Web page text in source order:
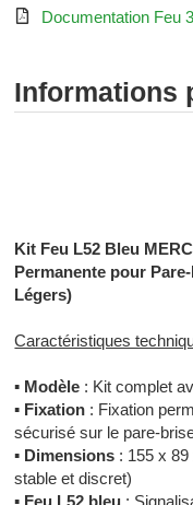
 Documentation Feu
Informations
Kit Feu L52 Bleu
Permanente pour
Légers)
Caractéristiques
▪ Modèle : Kit complet
▪ Fixation : Fixation
sécurisé sur le pare-
▪ Dimensions : 155 x
stable et discret)
▪ Feu L52 bleu :